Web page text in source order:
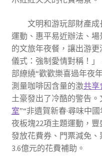
文明和游玩部財產
運動、惠平易近辦法、
的文旅年夜餐，讓出游
儀式：強制愛情對稱！
部繚繞“歡歡樂喜過年夜
測量咖啡因含量的激共享
土豪發出了冷酷的警告。
室”“非遺賀新春·尋味中
夜板塊22項主題運動，
發放花費券、門票減免
3.6億元的花費補助。